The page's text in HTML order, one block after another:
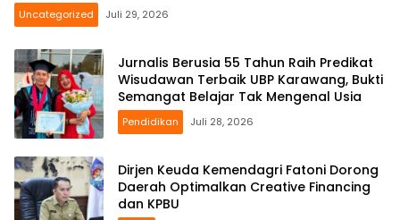
Uncategorized Juli 29, 2026
Jurnalis Berusia 55 Tahun Raih Predikat
Wisudawan Terbaik UBP Karawang, Bukti
Semangat Belajar Tak Mengenal Usia
Pendidikan Juli 28, 2026
Dirjen Keuda Kemendagri Fatoni Dorong
Daerah Optimalkan Creative Financing
dan KPBU